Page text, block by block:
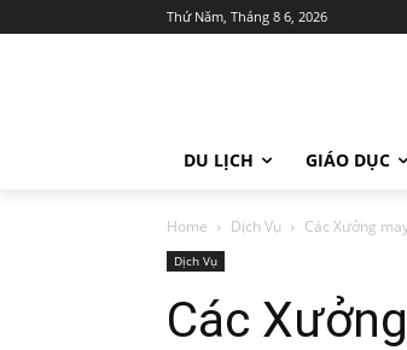
Thứ Năm, Tháng 8 6, 2026
DU LỊCH GIÁO DỤC
Home Dịch Vụ Các Xưởng
Dịch Vụ
Các